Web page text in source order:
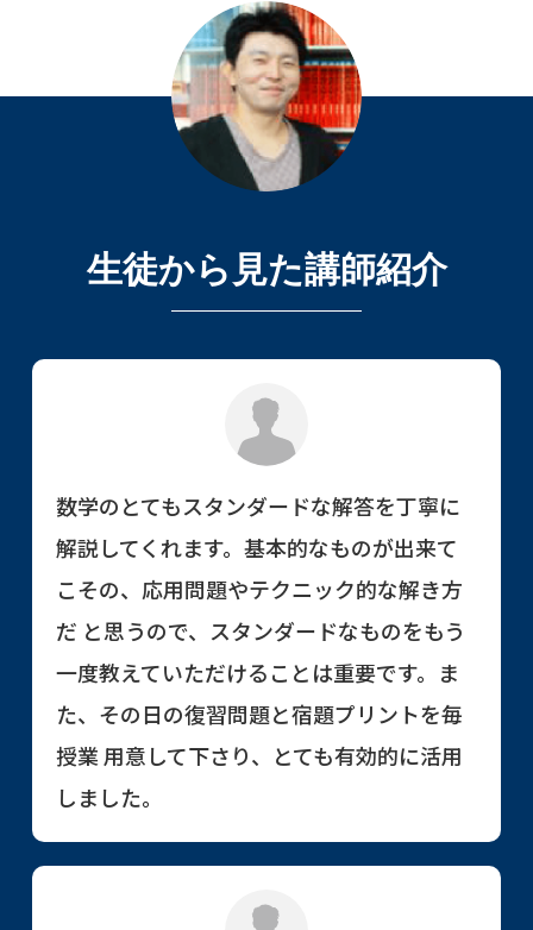
生徒から見た講師紹介
数学のとてもスタンダードな解答を丁寧に
解説してくれます。基本的なものが出来て
こその、応用問題やテクニック的な解き方
だ と思うので、スタンダードなものをもう
一度教えていただけることは重要です。ま
た、その日の復習問題と宿題プリントを毎
授業 用意して下さり、とても有効的に活用
しました。